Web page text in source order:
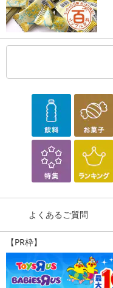
よくあるご質問
【PR枠】